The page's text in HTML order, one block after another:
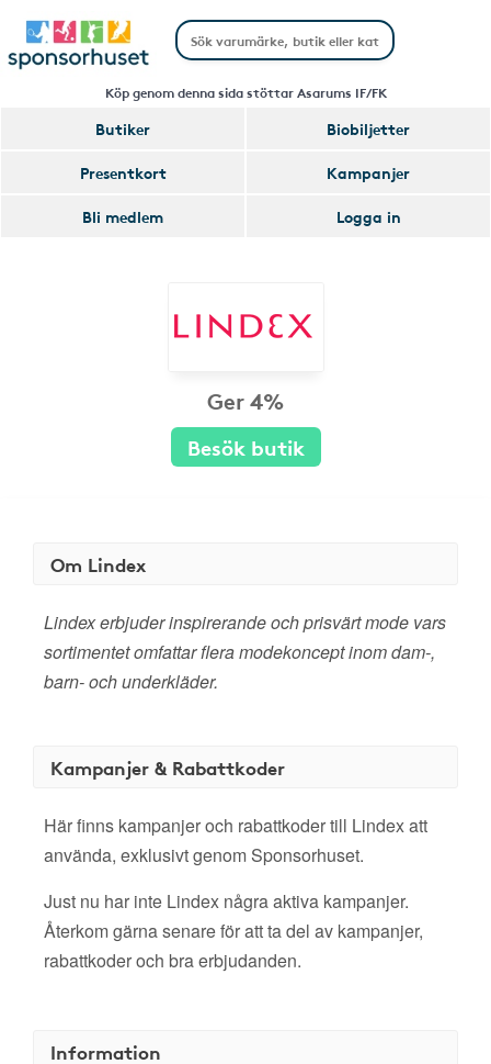
Köp genom denna sida stöttar Asarums IF/FK
Butiker
Biobiljetter
Presentkort
Kampanjer
Bli medlem
Logga in
Ger 4%
Besök butik
Om Lindex
Lindex erbjuder inspirerande och prisvärt mode vars
sortimentet omfattar flera modekoncept inom dam-,
barn- och underkläder.
Kampanjer & Rabattkoder
Här finns kampanjer och rabattkoder till Lindex att
använda, exklusivt genom Sponsorhuset.
Just nu har inte Lindex några aktiva kampanjer.
Återkom gärna senare för att ta del av kampanjer,
rabattkoder och bra erbjudanden.
Information